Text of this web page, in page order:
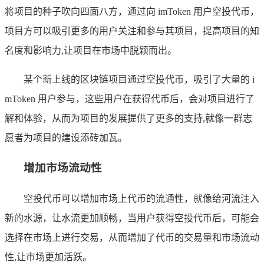
将项目的种子吹向四面八方，通过向 imToken 用户空投代币，
项目方可以吸引更多的用户关注和参与其项目，提高项目的知
名度和影响力,让项目在市场中脱颖而出。
某个新上线的区块链项目通过空投代币，吸引了大量的 i
mToken 用户参与，这些用户在获得代币后，会对项目进行了
解和体验，从而为项目的发展提供了更多的支持,就像一群志
愿者为项目的建设添砖加瓦。
增加市场流动性
空投代币可以增加市场上代币的流通性，就像给河流注入
新的水源，让水流更加顺畅，当用户获得空投代币后，可能会
选择在市场上进行交易，从而增加了代币的交易量和市场流动
性,让市场更加活跃。